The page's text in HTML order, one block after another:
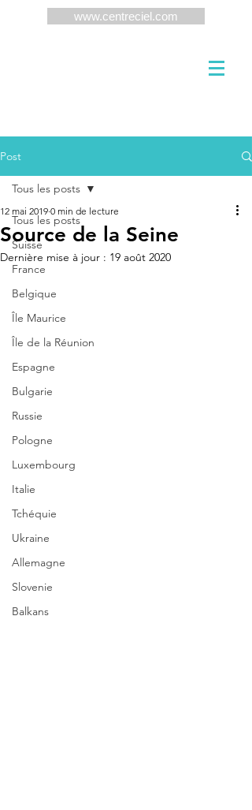
www.centreciel.com
Post
Tous les posts
Suisse
France
Belgique
Île Maurice
Île de la Réunion
Espagne
Bulgarie
Russie
Pologne
Luxembourg
Italie
Tchéquie
Ukraine
Allemagne
Slovenie
Balkans
Tous les posts
Source de la Seine
12 mai 2019 0 min de lecture
Dernière mise à jour : 19 août 2020